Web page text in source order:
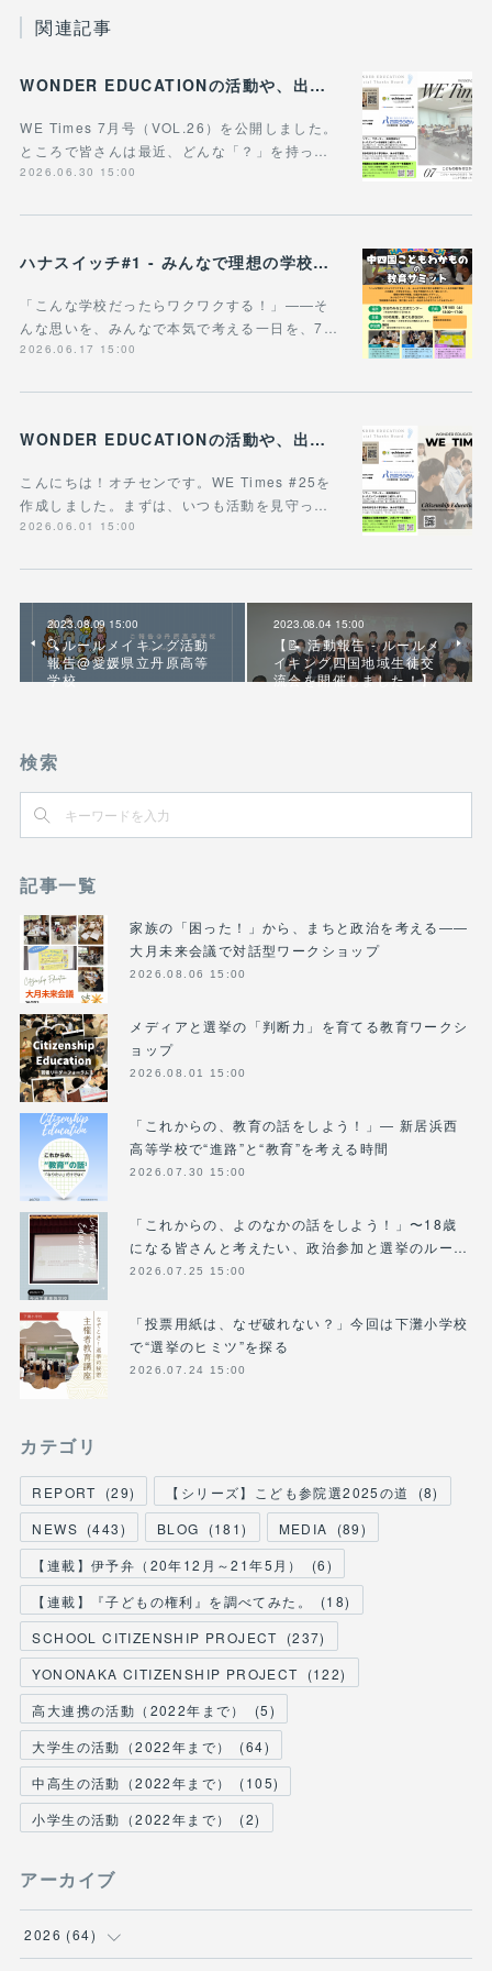
関連記事
WONDER EDUCATIONの活動や、出張講座・講演のご案内をまとめた 『WE Times #26』を公開しました！
WE Times 7月号（VOL.26）を公開しました。
ところで皆さんは最近、どんな「？」を持っ…
2026.06.30 15:00
ハナスイッチ#1 - みんなで理想の学校や学びの未来を考える新企画、スタート！
「こんな学校だったらワクワクする！」——そ
んな思いを、みんなで本気で考える一日を、7…
2026.06.17 15:00
WONDER EDUCATIONの活動や、出張講座・講演のご案内をまとめた 『WE Times #25』を公開しました！
こんにちは！オチセンです。WE Times #25を
作成しました。まずは、いつも活動を見守っ…
2026.06.01 15:00
2023.08.09 15:00
🔍ルールメイキング活動
報告@愛媛県立丹原高等
学校
2023.08.04 15:00
【📝 活動報告 - ルールメ
イキング四国地域生徒交
流会を開催しました！】
検索
記事一覧
家族の「困った！」から、まちと政治を考える――
大月未来会議で対話型ワークショップ
2026.08.06 15:00
メディアと選挙の「判断力」を育てる教育ワークシ
ョップ
2026.08.01 15:00
「これからの、教育の話をしよう！」― 新居浜西
高等学校で“進路”と“教育”を考える時間
2026.07.30 15:00
「これからの、よのなかの話をしよう！」〜18歳
になる皆さんと考えたい、政治参加と選挙のルー…
2026.07.25 15:00
「投票用紙は、なぜ破れない？」今回は下灘小学校
で“選挙のヒミツ”を探る
2026.07.24 15:00
カテゴリ
REPORT (29) 【シリーズ】こども参院選2025の道 (8)
NEWS (443) BLOG (181) MEDIA (89)
【連載】伊予弁（20年12月～21年5月）
(6)
【連載】『子どもの権利』を調べてみた。
(18)
SCHOOL CITIZENSHIP PROJECT
(237)
YONONAKA CITIZENSHIP PROJECT
(122)
高大連携の活動（2022年まで）
(5)
大学生の活動（2022年まで）
(64)
中高生の活動（2022年まで）
(105)
小学生の活動（2022年まで）
(2)
アーカイブ
2026 (64)